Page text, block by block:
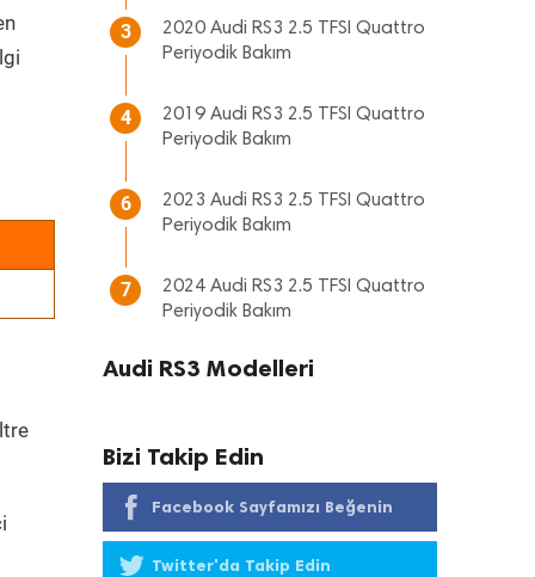
3
2020 Audi RS3 2.5 TFSI Quattro
Periyodik Bakım
4
2019 Audi RS3 2.5 TFSI Quattro
Periyodik Bakım
6
2023 Audi RS3 2.5 TFSI Quattro
Periyodik Bakım
7
2024 Audi RS3 2.5 TFSI Quattro
Periyodik Bakım
Audi RS3 Modelleri
Bizi Takip Edin
Facebook Sayfamızı Beğenin
Twitter'da Takip Edin